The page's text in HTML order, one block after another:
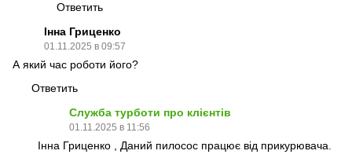
Ответить
Інна Гриценко
01.11.2025 в 09:57
А який час роботи його?
Ответить
Служба турботи про клієнтів
01.11.2025 в 11:56
Інна Гриценко , Даний пилосос працює від прикурювача.